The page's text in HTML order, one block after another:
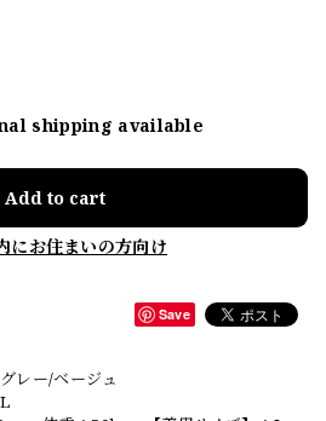
shipping available
Add to cart
にお住まいの方向け
Save
レー/ベージュ